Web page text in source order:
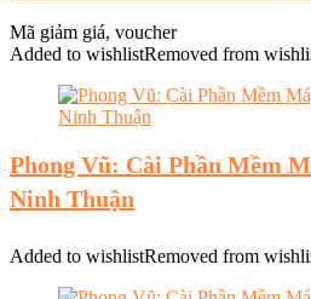
Mã giảm giá, voucher
Added to wishlistRemoved from
Phong Vũ: Cài Phần Mềm
Ninh Thuận
Added to wishlistRemoved from